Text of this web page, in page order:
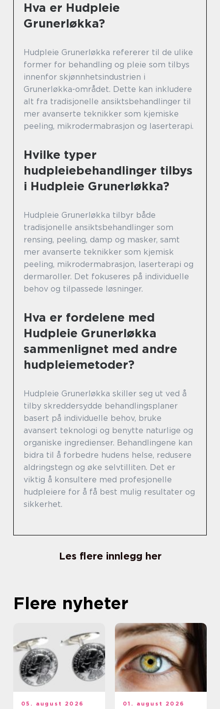
Hva er Hudpleie
Grunerløkka?
Hudpleie Grunerløkka refererer til de ulike
former for behandling og pleie som tilbys
innenfor skjønnhetsindustrien i
Grunerløkka-området. Dette kan inkludere
alt fra tradisjonelle ansiktsbehandlinger til
mer avanserte teknikker som kjemiske
peeling, mikrodermabrasjon og laserterapi.
Hvilke typer
hudpleiebehandlinger tilbys
i Hudpleie Grunerløkka?
Hudpleie Grunerløkka tilbyr både
tradisjonelle ansiktsbehandlinger som
rensing, peeling, damp og masker, samt
mer avanserte teknikker som kjemisk
peeling, mikrodermabrasjon, laserterapi og
dermaroller. Det fokuseres på individuelle
behov og tilpassede løsninger.
Hva er fordelene med
Hudpleie Grunerløkka
sammenlignet med andre
hudpleiemetoder?
Hudpleie Grunerløkka skiller seg ut ved å
tilby skreddersydde behandlingsplaner
basert på individuelle behov, bruke
avansert teknologi og benytte naturlige og
organiske ingredienser. Behandlingene kan
bidra til å forbedre hudens helse, redusere
aldringstegn og øke selvtilliten. Det er
viktig å konsultere med profesjonelle
hudpleiere for å få best mulig resultater og
sikkerhet.
Les flere innlegg her
Flere nyheter
05. august 2026 01. august 2026